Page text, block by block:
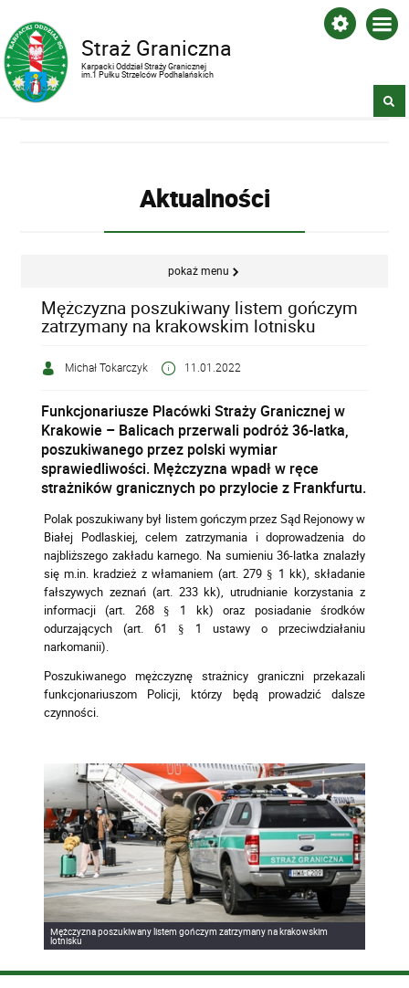
Straż Graniczna
Karpacki Oddział Straży Granicznej
im.1 Pułku Strzelców Podhalańskich
Aktualności
pokaż menu
Mężczyzna poszukiwany listem gończym
zatrzymany na krakowskim lotnisku
Michał Tokarczyk 11.01.2022
Funkcjonariusze Placówki Straży Granicznej w
Krakowie – Balicach przerwali podróż 36-latka,
poszukiwanego przez polski wymiar
sprawiedliwości. Mężczyzna wpadł w ręce
strażników granicznych po przylocie z Frankfurtu.
Polak poszukiwany był listem gończym przez Sąd Rejonowy w
Białej Podlaskiej, celem zatrzymania i doprowadzenia do
najbliższego zakładu karnego. Na sumieniu 36-latka znalazły
się m.in. kradzież z włamaniem (art. 279 § 1 kk), składanie
fałszywych zeznań (art. 233 kk), utrudnianie korzystania z
informacji (art. 268 § 1 kk) oraz posiadanie środków
odurzających (art. 61 § 1 ustawy o przeciwdziałaniu
narkomanii).
Poszukiwanego mężczyznę strażnicy graniczni przekazali
funkcjonariuszom Policji, którzy będą prowadzić dalsze
czynności.
Mężczyzna poszukiwany listem gończym zatrzymany na krakowskim
lotnisku